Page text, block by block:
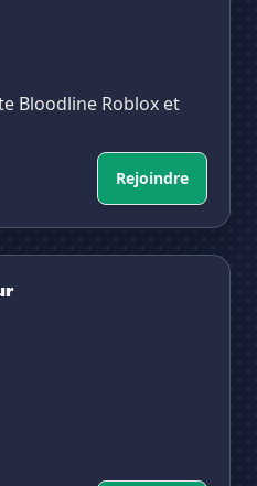
Bloodline Roblox et
Rejoindre